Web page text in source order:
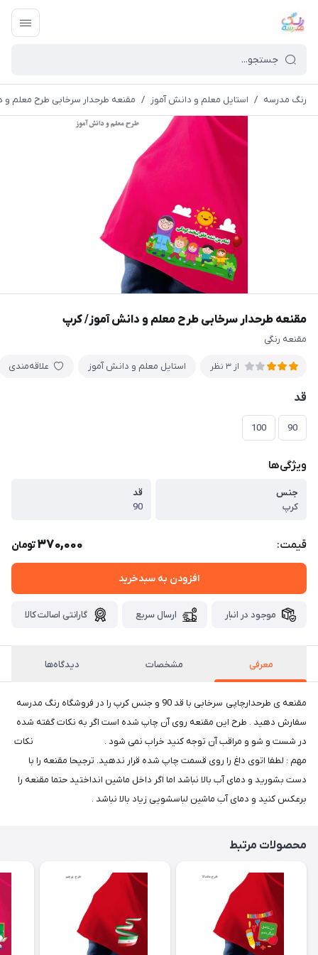
رنگ مدرسه / استایل معلم و دانش آموز / مقنعه طرحدار سرخابی طرح معلم
مقنعه طرحدار سرخابی طرح معلم و دانش آموز/ کرپ
مقنعه رنگی
از 3 نظر استایل معلم و دانش آموز علاقه‌مندی
قد
90
100
ویژگی‌ها
جنس
کرپ
قد
90
قیمت: 370,000تومان
افزودن به سبدخرید
موجود در انبار ارسال سریع گارانتی اصالت کالا
معرفی مشخصات دیدگاه‌ها
مقنعه ی طرحدارچاپی سرخابی با قد 90 و جنس کرپ را در فروشگاه رنگ مدرسه
سفارش دهید . طرح این مقنعه روی آن چاپ شده است اگر به نکات گفته شده
در شست و شو و مراقب آن توجه کنید خراب نمی شود . نکات
مهم : لطفا اتوی داغ را روی قسمت چاپ شده قرار ندهید. ترجیحا مقنعه را با
دست بشورید و دمای آب بالا نباشد اما اگر داخل ماشین انداختید حتما مقنعه را
برعکس کنید و دمای آب ماشین لباسشویی زیاد بالا نباشد .
محصولات مرتبط